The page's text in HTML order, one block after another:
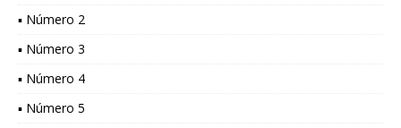
▪ Número 2
▪ Número 3
▪ Número 4
▪ Número 5